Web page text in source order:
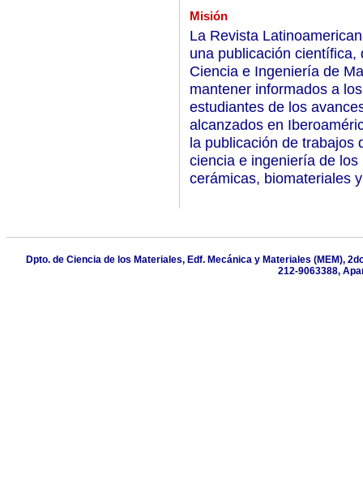
Misión
La Revista
una publicación
Ciencia e Ingeniería de
mantener informados a
estudiantes de los
alcanzados en
la publicación de trabajos
ciencia e ingeniería de
cerámicas, biomateriales
Dpto. de Ciencia de los Materiales, Edf. Mecánica y Materiales (MEM),
212-9063388,